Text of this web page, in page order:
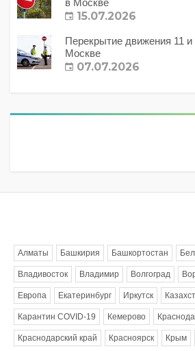
в Москве
15.07.2026
Перекрытие движения 11
Москве
07.07.2026
Алматы Башкирия Башкортостан
Владивосток Владимир Волгоград
Европа Екатеринбург Иркутск
Карантин COVID-19 Кемерово
Краснодарский край Красноярск Крым